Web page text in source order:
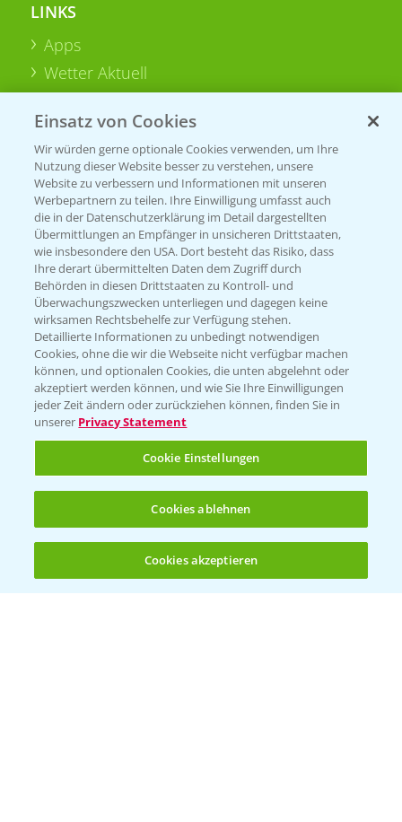
(noch 4)
LINKS
Apps
Wetter Aktuell
BROSCHÜREN
Ackerbau
Saatgut
Sonderkulturen
Verantwortung & Sorgfalt
PAMIRA - Packmittelrücknahme
Sammelstellen und Termine
PRE - Chemikalien sicher entsorgen
Sammelstellen und Termine
Kontakt & Notfall
Beratung auf WhatsApp
+49 (0)174 346 564 1
Einsatz von Cookies
Wir würden gerne optionale Cookies verwenden, um Ihre
Nutzung dieser Website besser zu verstehen, unsere
Website zu verbessern und Informationen mit unseren
Werbepartnern zu teilen. Ihre Einwilligung umfasst auch
die in der Datenschutzerklärung im Detail dargestellten
Übermittlungen an Empfänger in unsicheren Drittstaaten,
wie insbesondere den USA. Dort besteht das Risiko, dass
Ihre derart übermittelten Daten dem Zugriff durch
Behörden in diesen Drittstaaten zu Kontroll- und
Überwachungszwecken unterliegen und dagegen keine
wirksamen Rechtsbehelfe zur Verfügung stehen.
Detaillierte Informationen zu unbedingt notwendigen
Cookies, ohne die wir die Webseite nicht verfügbar machen
können, und optionalen Cookies, die unten abgelehnt oder
akzeptiert werden können, und wie Sie Ihre Einwilligungen
jeder Zeit ändern oder zurückziehen können, finden Sie in
unserer Privacy Statement
Cookie Einstellungen
Cookies ablehnen
Cookies akzeptieren